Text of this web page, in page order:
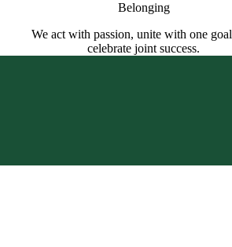
Belonging
We act with passion, unite with one
celebrate joint success.